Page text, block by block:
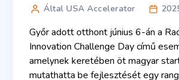
Által USA Accelerator
Győr adott otthont június 6-án a
Innovation Challenge Day című
amelynek keretében öt magyar
mutathatta be fejlesztését egy